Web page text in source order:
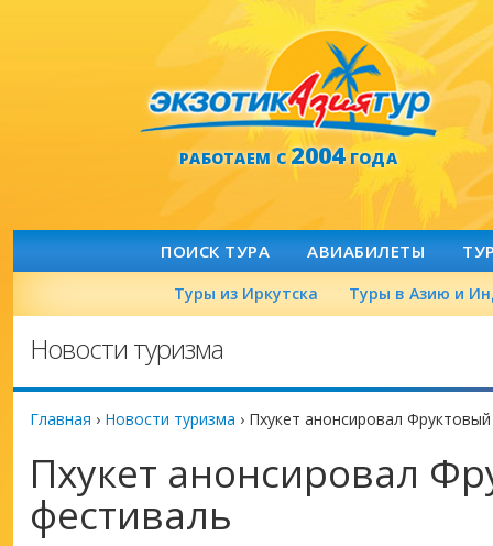
РАБОТАЕМ С2004ГОДА
ПОИСК ТУРА АВИАБИЛЕТЫ
Туры из Иркутска Туры в Азию и
Новости туризма
Главная › Новости туризма › Пхукет анонсировал
Пхукет анонсировал
фестиваль